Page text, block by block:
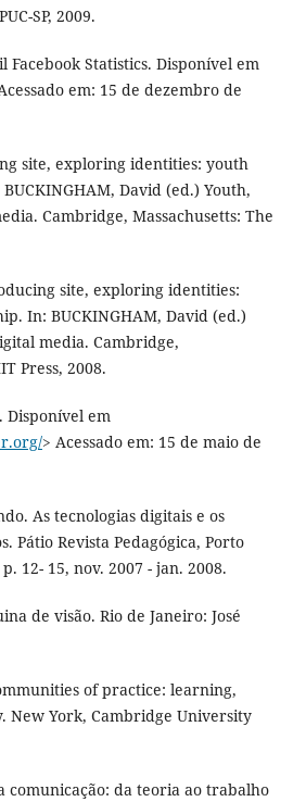
SP, 2009.
Facebook Statistics. Disponível em
em: 15 de dezembro de
site, exploring identities: youth
David (ed.) Youth,
Cambridge, Massachusetts: The
site, exploring identities:
In: BUCKINGHAM, David (ed.)
media. Cambridge,
Press, 2008.
Disponível em
> Acessado em: 15 de maio de
As tecnologias digitais e os
Pátio Revista Pedagógica, Porto
12- 15, nov. 2007 - jan. 2008.
de visão. Rio de Janeiro: José
of practice: learning,
New York, Cambridge University
comunicação: da teoria ao trabalho